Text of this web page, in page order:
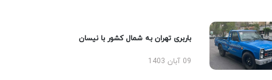
باربری تهران به شمال کشور با نیسان
09 آبان 1403